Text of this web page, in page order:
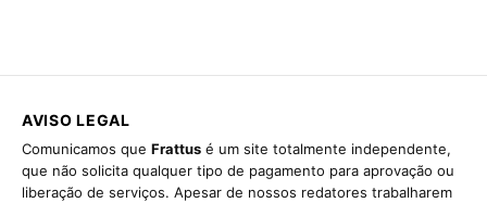
AVISO LEGAL
Comunicamos que Frattus é um site totalmente independente,
que não solicita qualquer tipo de pagamento para aprovação ou
liberação de serviços. Apesar de nossos redatores trabalharem